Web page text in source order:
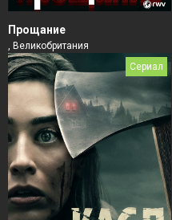
Прощание
, Великобритания
Сериал